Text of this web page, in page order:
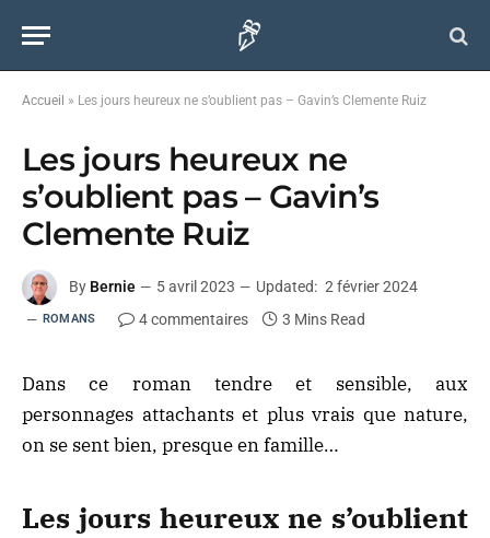
Accueil » Les jours heureux ne s’oublient pas – Gavin’s Clemente Ruiz
Les jours heureux ne
s’oublient pas – Gavin’s
Clemente Ruiz
By Bernie 5 avril 2023 Updated: 2 février 2024
ROMANS 4 commentaires 3 Mins Read
Dans ce roman tendre et sensible, aux
personnages attachants et plus vrais que nature,
on se sent bien, presque en famille…
Les jours heureux ne s’oublient